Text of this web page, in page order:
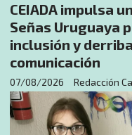
CEIADA impulsa
Señas Uruguaya
inclusión y
comunicación
Redacción
07/08/2026